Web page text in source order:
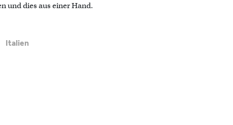
und dies aus einer Hand.
Italien